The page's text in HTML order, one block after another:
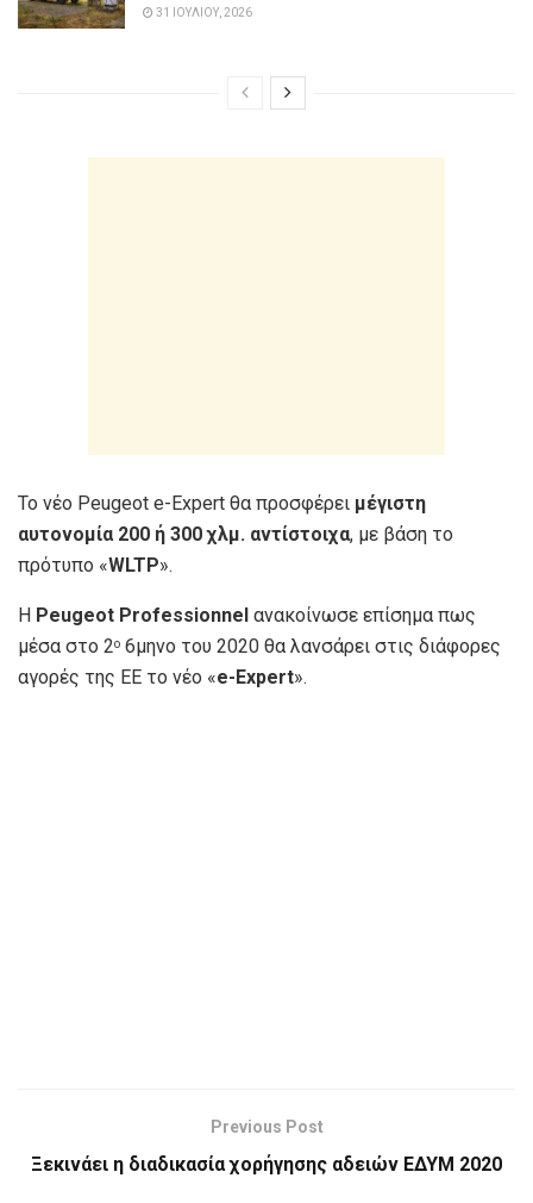
31 ΙΟΥΛΊΟΥ, 2026
To νέο Peugeot e-Expert θα προσφέρει μέγιστη
αυτονομία 200 ή 300 χλμ. αντίστοιχα, με βάση το
πρότυπο «WLTP».
H Peugeot Professionnel ανακοίνωσε επίσημα πως
μέσα στο 2ο 6μηνο του 2020 θα λανσάρει στις διάφορες
αγορές της ΕΕ το νέο «e-Expert».
Previous Post
Ξεκινάει η διαδικασία χορήγησης αδειών ΕΔΥΜ 2020